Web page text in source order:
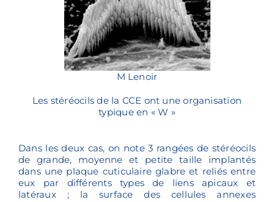
M Lenoir
Les stéréocils de la CCE ont une organisation
typique en « W »
Dans les deux cas, on note 3 rangées de stéréocils
de grande, moyenne et petite taille implantés
dans une plaque cuticulaire glabre et reliés entre
eux par différents types de liens apicaux et
latéraux ; la surface des cellules annexes